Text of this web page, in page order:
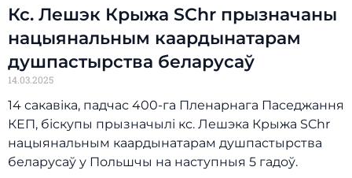
Кс. Лешэк Крыжа SChr прызначаны
нацыянальным каардынатарам
душпастырства беларусаў
14.03.2025
14 сакавіка, падчас 400-га Пленарнага Паседжання
КЕП, біскупы прызначылі кс. Лешэка Крыжа SChr
нацыянальным каардынатарам душпастырства
беларусаў у Польшчы на наступныя 5 гадоў.